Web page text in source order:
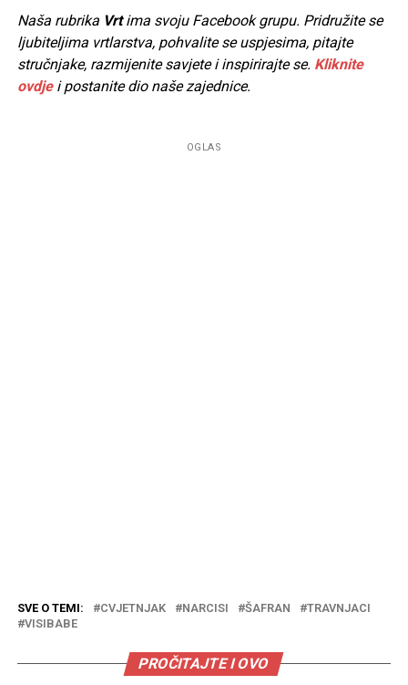
Naša rubrika Vrtima svoju Facebook grupu. Pridružite se
ljubiteljima vrtlarstva, pohvalite se uspjesima, pitajte
stručnjake, razmijenite savjete i inspirirajte se. Kliknite
ovdjei postanite dio naše zajednice.
OGLAS
SVE O TEMI: CVJETNJAK NARCISI ŠAFRAN
TRAVNJACI
VISIBABE
PROČITAJTE I OVO